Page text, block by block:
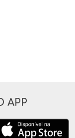
APP